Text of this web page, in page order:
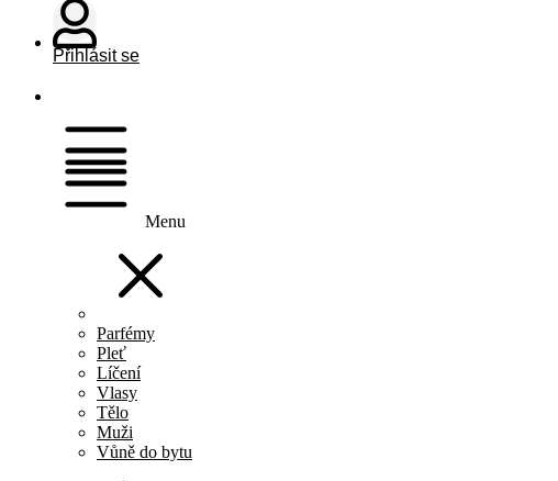
Přihlásit se
Menu
Parfémy
Pleť
Líčení
Vlasy
Tělo
Muži
Vůně do bytu